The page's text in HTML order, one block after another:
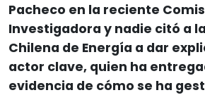
Pacheco en la reciente
Investigadora y nadie citó a
Chilena de Energía a dar
actor clave, quien ha
evidencia de cómo se ha